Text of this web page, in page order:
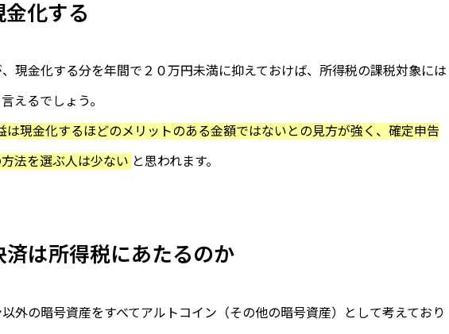
化する
現金化する分を年間で２０万円未満に抑えておけば、所得税の課税対象には
えるでしょう。
は現金化するほどのメリットのある金額ではないとの見方が強く、確定申告
法を選ぶ人は少ない と思われます。
済は所得税にあたるのか
外の暗号資産をすべてアルトコイン（その他の暗号資産）として考えており